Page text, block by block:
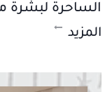
الساحرة
المزيد